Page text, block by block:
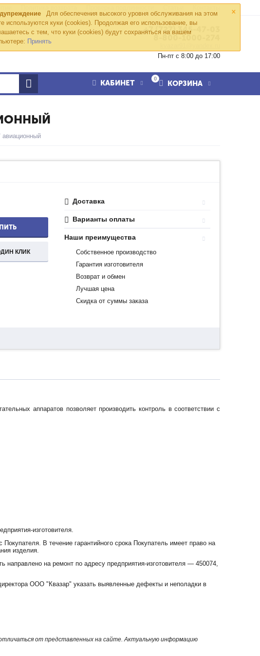
×
Для обеспечения высокого уровня обслуживания на этом
используются куки (cookies). Продолжая его использование, вы
с тем, что куки (cookies) будут сохраняться на вашем
Принять
+7 (727) 345-47-03
Пн-пт с 8:00 до 17:00
0
КОРЗИНА
КАБИНЕТ
авиационный
КЛИК
Доставка
Варианты оплаты
Наши преимущества
Собственное производство
Гарантия изготовителя
Возврат и обмен
Лучшая цена
Скидка от суммы заказа
аппаратов позволяет производить контроль в соответствии с
обеспечивается отстройкой от влияния зазора
преобразователя прибор настраивается автоматически по данным,
2.0 для хранения, статистической обработки и документирования с
изготовителя.
В течение гарантийного срока Покупатель имеет право на
изделия.
направлено на ремонт по адресу предприятия-изготовителя — 450074,
ООО "Квазар" указать выявленные дефекты и неполадки в
от представленных на сайте. Актуальную информацию